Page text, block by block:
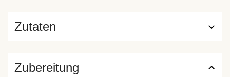
Zutaten
Zubereitung